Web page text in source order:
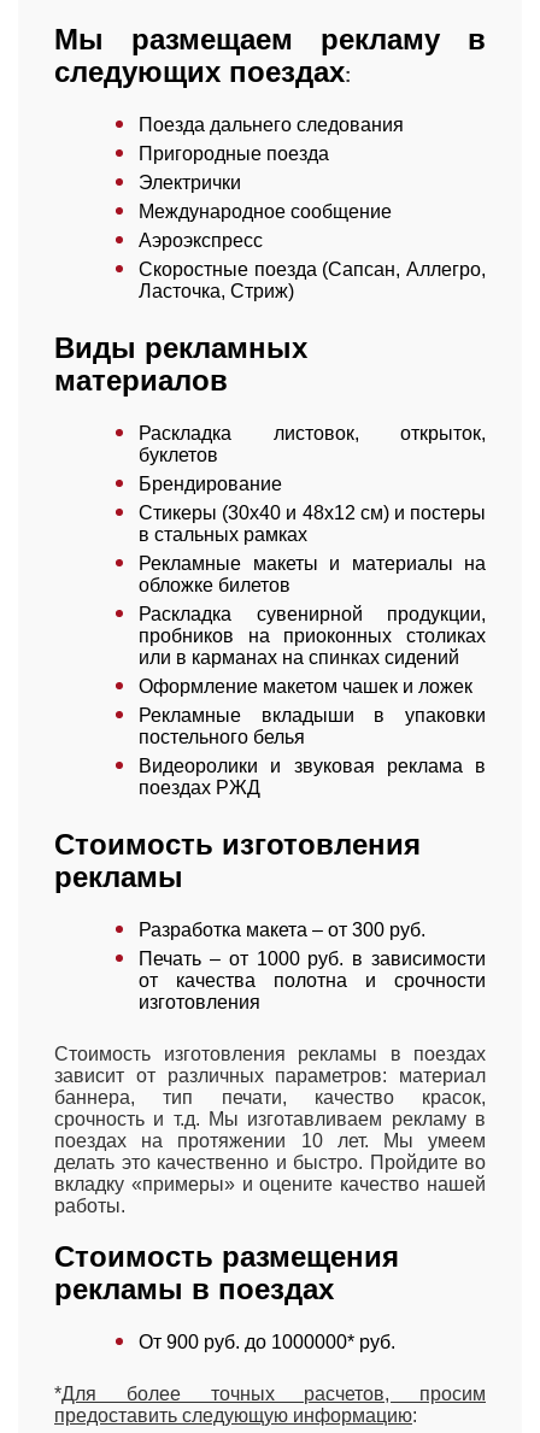
Мы размещаем рекламу в
следующих поездах:
Поезда дальнего следования
Пригородные поезда
Электрички
Международное сообщение
Аэроэкспресс
Скоростные поезда (Сапсан, Аллегро,
Ласточка, Стриж)
Виды рекламных
материалов
Раскладка листовок, открыток,
буклетов
Брендирование
Стикеры (30х40 и 48х12 см) и постеры
в стальных рамках
Рекламные макеты и материалы на
обложке билетов
Раскладка сувенирной продукции,
пробников на приоконных столиках
или в карманах на спинках сидений
Оформление макетом чашек и ложек
Рекламные вкладыши в упаковки
постельного белья
Видеоролики и звуковая реклама в
поездах РЖД
Стоимость изготовления
рекламы
Разработка макета – от 300 руб.
Печать – от 1000 руб. в зависимости
от качества полотна и срочности
изготовления
Стоимость изготовления рекламы в поездах
зависит от различных параметров: материал
баннера, тип печати, качество красок,
срочность и т.д. Мы изготавливаем рекламу в
поездах на протяжении 10 лет. Мы умеем
делать это качественно и быстро. Пройдите во
вкладку «примеры» и оцените качество нашей
работы.
Стоимость размещения
рекламы в поездах
От 900 руб. до 1000000* руб.
*Для более точных расчетов, просим
предоставить следующую информацию: